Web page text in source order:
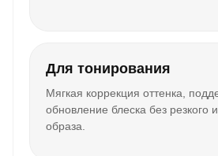
Для тонирования
Мягкая коррекция оттенка,
обновление блеска без резкого
образа.